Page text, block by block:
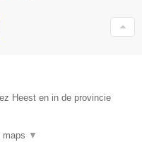
Heest en in de provincie
maps ▼